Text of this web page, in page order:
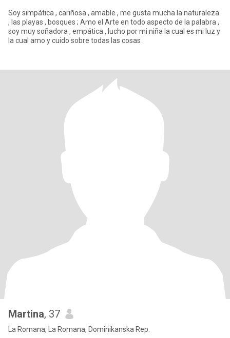
Soy simpática , cariñosa , amable , me gusta mucha la naturaleza
, las playas , bosques ; Amo el Arte en todo aspecto de la palabra ,
soy muy soñadora , empática , lucho por mi niña la cual es mi luz y
la cual amo y cuido sobre todas las cosas .
Martina, 37
La Romana, La Romana, Dominikanska Rep.